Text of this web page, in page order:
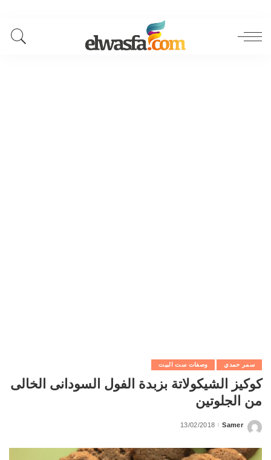
سمر حمدي وصفات ست البيت
كوكيز الشيكولاتة بزبدة الفول السودانى الخالى
من الجلوتين
Posted
Samer
13/02/2018